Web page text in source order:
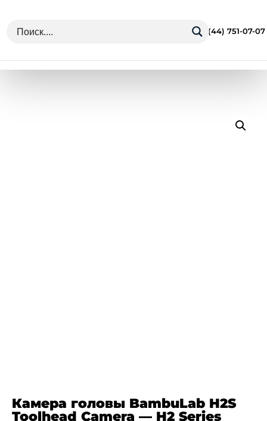
+375 (44) 751-07-07
Камера головы BambuLab H2S
Toolhead Camera — H2 Series